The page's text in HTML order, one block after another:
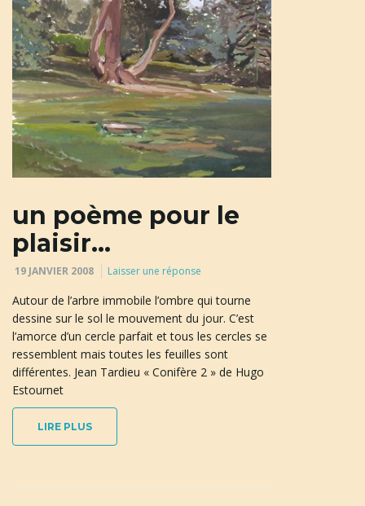
un poème pour le
plaisir…
19 JANVIER 2008 Laisser une réponse
Autour de l’arbre immobile l’ombre qui tourne
dessine sur le sol le mouvement du jour. C’est
l’amorce d’un cercle parfait et tous les cercles se
ressemblent mais toutes les feuilles sont
différentes. Jean Tardieu « Conifère 2 » de Hugo
Estournet
LIRE PLUS